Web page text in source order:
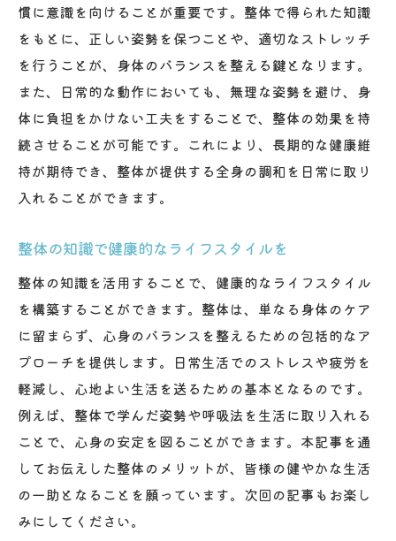
慣に意識を向けることが重要です。整体で得られた知識
をもとに、正しい姿勢を保つことや、適切なストレッチ
を行うことが、身体のバランスを整える鍵となります。
また、日常的な動作においても、無理な姿勢を避け、身
体に負担をかけない工夫をすることで、整体の効果を持
続させることが可能です。これにより、長期的な健康維
持が期待でき、整体が提供する全身の調和を日常に取り
入れることができます。
整体の知識で健康的なライフスタイルを
整体の知識を活用することで、健康的なライフスタイル
を構築することができます。整体は、単なる身体のケア
に留まらず、心身のバランスを整えるための包括的なア
プローチを提供します。日常生活でのストレスや疲労を
軽減し、心地よい生活を送るための基本となるのです。
例えば、整体で学んだ姿勢や呼吸法を生活に取り入れる
ことで、心身の安定を図ることができます。本記事を通
してお伝えした整体のメリットが、皆様の健やかな生活
の一助となることを願っています。次回の記事もお楽し
みにしてください。